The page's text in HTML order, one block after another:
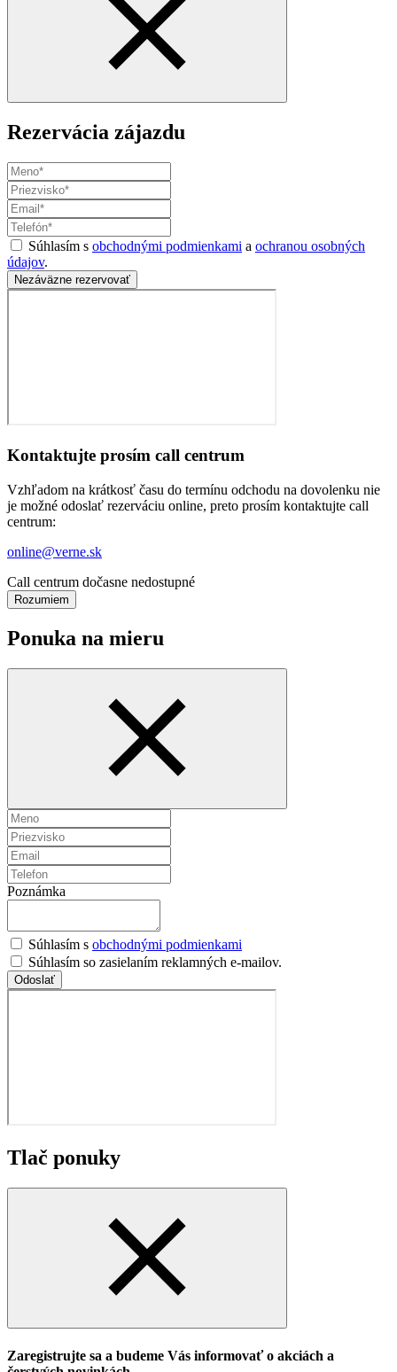
Rezervácia zájazdu
Súhlasím s obchodnými podmienkami a ochranou osobných
údajov.
Nezáväzne rezervovať
Kontaktujte prosím call centrum
Vzhľadom na krátkosť času do termínu odchodu na dovolenku nie
je možné odoslať rezerváciu online, preto prosím kontaktujte call
centrum:
online@verne.sk
Call centrum dočasne nedostupné
Rozumiem
Ponuka na mieru
Poznámka
Súhlasím s obchodnými podmienkami
Súhlasím so zasielaním reklamných e-mailov.
Odoslať
Tlač ponuky
Zaregistrujte sa a budeme Vás informovať o akciách a